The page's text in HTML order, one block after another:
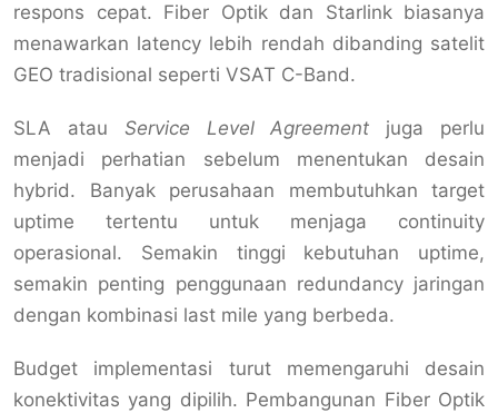
respons cepat. Fiber Optik dan Starlink biasanya
menawarkan latency lebih rendah dibanding satelit
GEO tradisional seperti VSAT C-Band.
SLA atau Service Level Agreement juga perlu
menjadi perhatian sebelum menentukan desain
hybrid. Banyak perusahaan membutuhkan target
uptime tertentu untuk menjaga continuity
operasional. Semakin tinggi kebutuhan uptime,
semakin penting penggunaan redundancy jaringan
dengan kombinasi last mile yang berbeda.
Budget implementasi turut memengaruhi desain
konektivitas yang dipilih. Pembangunan Fiber Optik